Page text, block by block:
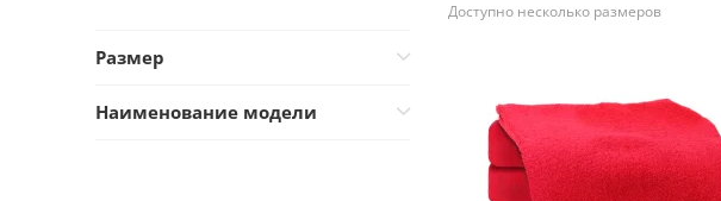
Размер
Наименование модели
Доступно несколько размеров